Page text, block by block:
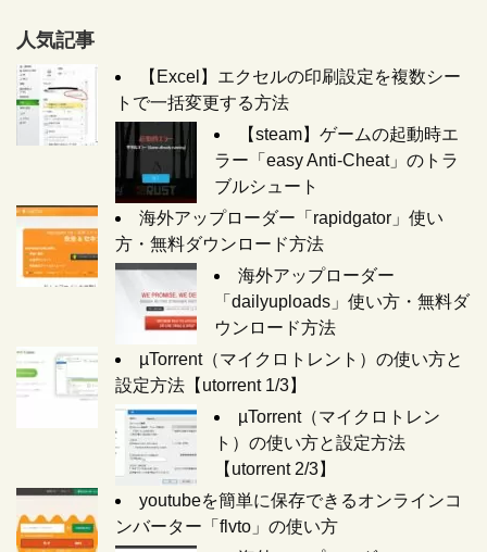
人気記事
【Excel】エクセルの印刷設定を複数シー
トで一括変更する方法
【steam】ゲームの起動時エ
ラー「easy Anti-Cheat」のトラ
ブルシュート
海外アップローダー「rapidgator」使い
方・無料ダウンロード方法
海外アップローダー
「dailyuploads」使い方・無料ダ
ウンロード方法
µTorrent（マイクロトレント）の使い方と
設定方法【utorrent 1/3】
µTorrent（マイクロトレン
ト）の使い方と設定方法
【utorrent 2/3】
youtubeを簡単に保存できるオンラインコ
ンバーター「flvto」の使い方